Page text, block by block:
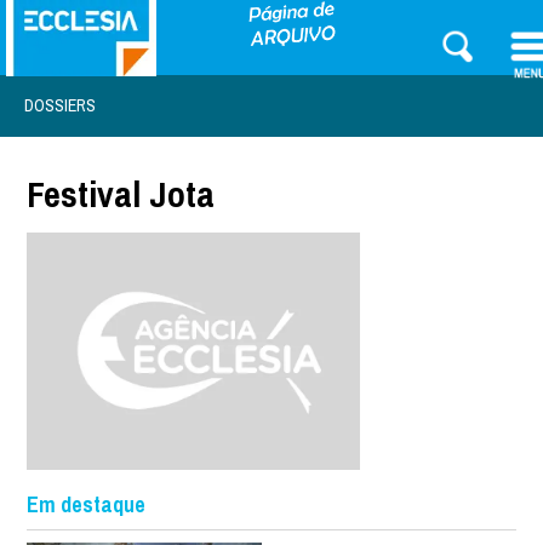
DOSSIERS
Festival Jota
Em destaque